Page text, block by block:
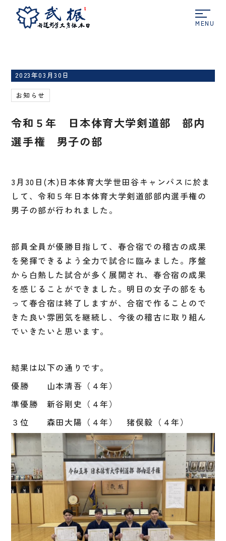
ホーム お知らせ
部 部内選手権 男子の部
2023年03月30日
お知らせ
令和５年 日本体育大学剣道部 部内
選手権 男子の部
3月30日(木)日本体育大学世田谷キャンパスに於ま
して、令和５年日本体育大学剣道部部内選手権の
男子の部が行われました。
部員全員が優勝目指して、春合宿での稽古の成果
を発揮できるよう全力で試合に臨みました。序盤
から白熱した試合が多く展開され、春合宿の成果
を感じることができました。明日の女子の部をも
って春合宿は終了しますが、合宿で作ることので
きた良い雰囲気を継続し、今後の稽古に取り組ん
でいきたいと思います。
結果は以下の通りです。
優勝 山本清吾（４年）
準優勝 新谷剛史（４年）
３位 森田大陽（４年） 猪俣毅（４年）